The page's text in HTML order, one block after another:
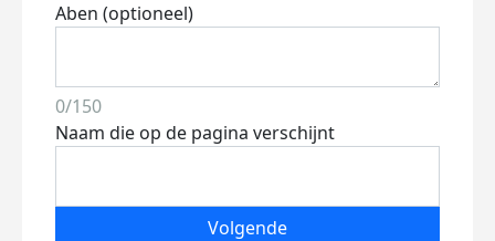
Aben (optioneel)
0/150
Naam die op de pagina verschijnt
Volgende